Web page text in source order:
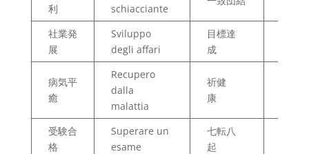
利 schiacciante
社業発
展
Sviluppo
degli affari
目標達
成
病気平
癒
Recupero
dalla
malattia
祈健
康
受験合
格
Superare un
esame
七転八
起